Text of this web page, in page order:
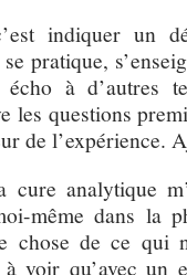
indiquer un
se pratique,
écho à d’autres
les questions
de l’expérience.
cure analytique
même dans la
chose de ce qui
à voir qu’avec un